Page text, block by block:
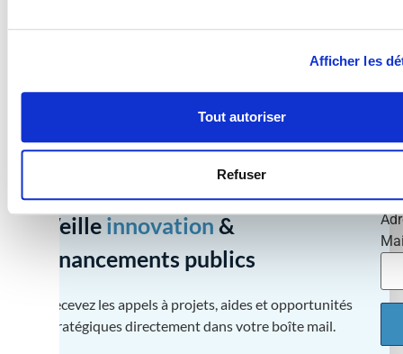
Afficher les
Tout autoriser
Refuser
Veille innovation &
financements publics
Recevez les appels à projets, aides et opportunités
stratégiques directement dans votre boîte mail.